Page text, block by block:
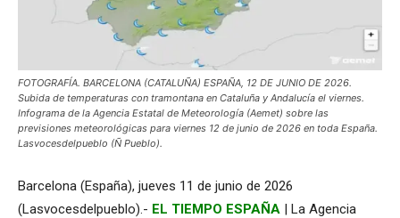
FOTOGRAFÍA. BARCELONA (CATALUÑA) ESPAÑA, 12 DE JUNIO DE 2026.
Subida de temperaturas con tramontana en Cataluña y Andalucía el viernes.
Infograma de la Agencia Estatal de Meteorología (Aemet) sobre las
previsiones meteorológicas para viernes 12 de junio de 2026 en toda España.
Lasvocesdelpueblo (Ñ Pueblo).
Barcelona (España), jueves 11 de junio de 2026
(Lasvocesdelpueblo).- EL TIEMPO ESPAÑA | La Agencia